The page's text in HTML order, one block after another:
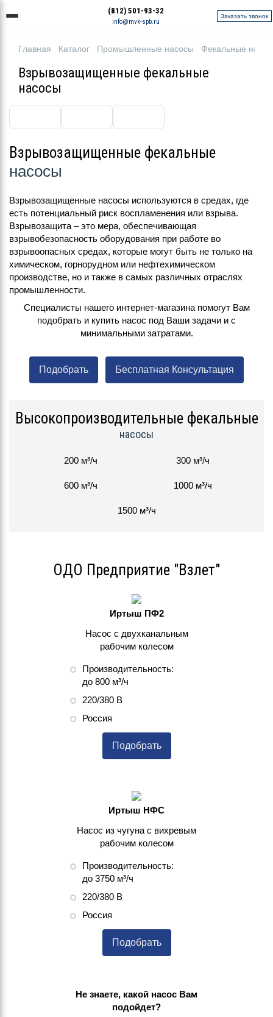
(812) 501-93-32
info@mvk-spb.ru
Заказать звонок
Главная Каталог Промышленные насосы Фекальные
Взрывозащищенные фекальные
насосы
Взрывозащищенные фекальные
насосы
Взрывозащищенные насосы используются в средах, где
есть потенциальный риск воспламенения или взрыва.
Взрывозащита – это мера, обеспечивающая
взрывобезопасность оборудования при работе во
взрывоопасных средах, которые могут быть не только на
химическом, горнорудном или нефтехимическом
производстве, но и также в самых различных отраслях
промышленности.
Специалисты нашего интернет-магазина помогут Вам
подобрать и купить насос под Ваши задачи и с
минимальными затратами.
Подобрать Бесплатная Консультация
Высокопроизводительные фекальные
насосы
200 м³/ч 300 м³/ч
600 м³/ч 1000 м³/ч
1500 м³/ч
ОДО Предприятие "Взлет"
Иртыш ПФ2
Насос с двухканальным
рабочим колесом
Производительность:
до 800 м³/ч
220/380 В
Россия
Подобрать
Иртыш НФС
Насос из чугуна с вихревым
рабочим колесом
Производительность:
до 3750 м³/ч
220/380 В
Россия
Подобрать
Не знаете, какой насос Вам
подойдет?